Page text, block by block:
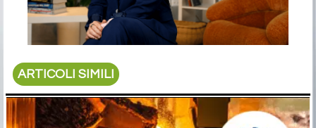
ARTICOLI SIMILI